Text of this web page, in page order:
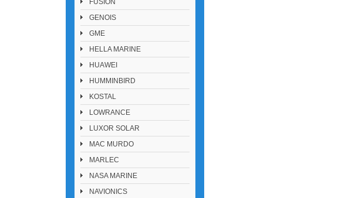
FUSION
GENOIS
GME
HELLA MARINE
HUAWEI
HUMMINBIRD
KOSTAL
LOWRANCE
LUXOR SOLAR
MAC MURDO
MARLEC
NASA MARINE
NAVIONICS